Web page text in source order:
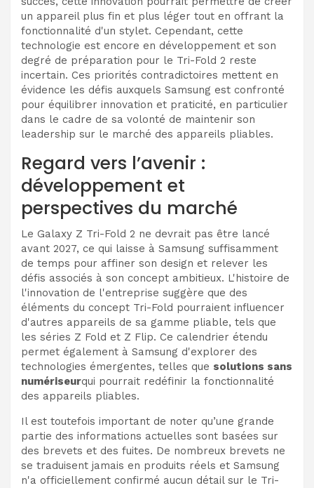
un appareil plus fin et plus léger tout en offrant la
fonctionnalité d'un stylet. Cependant, cette
technologie est encore en développement et son
degré de préparation pour le Tri-Fold 2 reste
incertain. Ces priorités contradictoires mettent en
évidence les défis auxquels Samsung est confronté
pour équilibrer innovation et praticité, en particulier
dans le cadre de sa volonté de maintenir son
leadership sur le marché des appareils pliables.
Regard vers l’avenir :
développement et
perspectives du marché
Le Galaxy Z Tri-Fold 2 ne devrait pas être lancé
avant 2027, ce qui laisse à Samsung suffisamment
de temps pour affiner son design et relever les
défis associés à son concept ambitieux. L'histoire de
l'innovation de l'entreprise suggère que des
éléments du concept Tri-Fold pourraient influencer
d'autres appareils de sa gamme pliable, tels que
les séries Z Fold et Z Flip. Ce calendrier étendu
permet également à Samsung d'explorer des
technologies émergentes, telles que solutions sans
numériseurqui pourrait redéfinir la fonctionnalité
des appareils pliables.
Il est toutefois important de noter qu’une grande
partie des informations actuelles sont basées sur
des brevets et des fuites. De nombreux brevets ne
se traduisent jamais en produits réels et Samsung
n'a officiellement confirmé aucun détail sur le Tri-